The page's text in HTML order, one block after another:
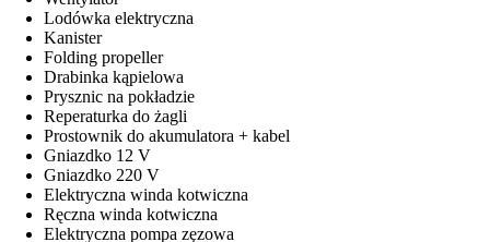
Lodówka elektryczna
Kanister
Folding propeller
Drabinka kąpielowa
Prysznic na pokładzie
Reperaturka do żagli
Prostownik do akumulatora + kabel
Gniazdko 12 V
Gniazdko 220 V
Elektryczna winda kotwiczna
Ręczna winda kotwiczna
Elektryczna pompa zęzowa